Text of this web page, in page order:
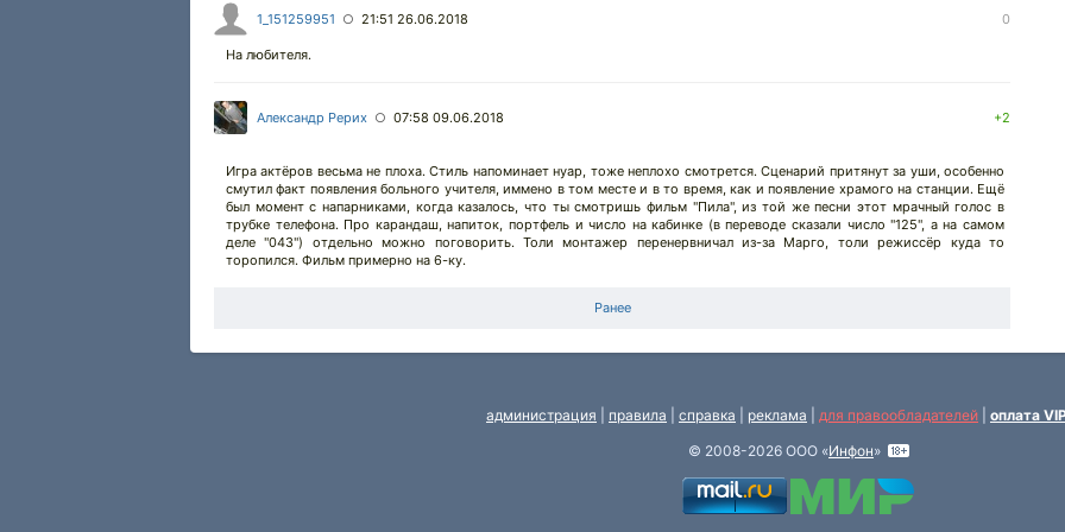
1_151259951 ○ 21:51 26.06.2018 0
На любителя.
Александр Рерих ○ 07:58 09.06.2018 +2
Игра актёров весьма не плоха. Стиль напоминает нуар, тоже неплохо смотрется. Сценарий притянут за уши, особенно
смутил факт появления больного учителя, иммено в том месте и в то время, как и появление храмого на станции. Ещё
был момент с напарниками, когда казалось, что ты смотришь фильм "Пила", из той же песни этот мрачный голос в
трубке телефона. Про карандаш, напиток, портфель и число на кабинке (в переводе сказали число "125", а на самом
деле "043") отдельно можно поговорить. Толи монтажер перенервничал из-за Марго, толи режиссёр куда то
торопился. Фильм примерно на 6-ку.
Ранее
администрация правила справка реклама для правообладателей оплата
© 2008-2026 ООО «Инфон»